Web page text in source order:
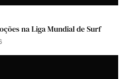
na Liga Mundial de Surf